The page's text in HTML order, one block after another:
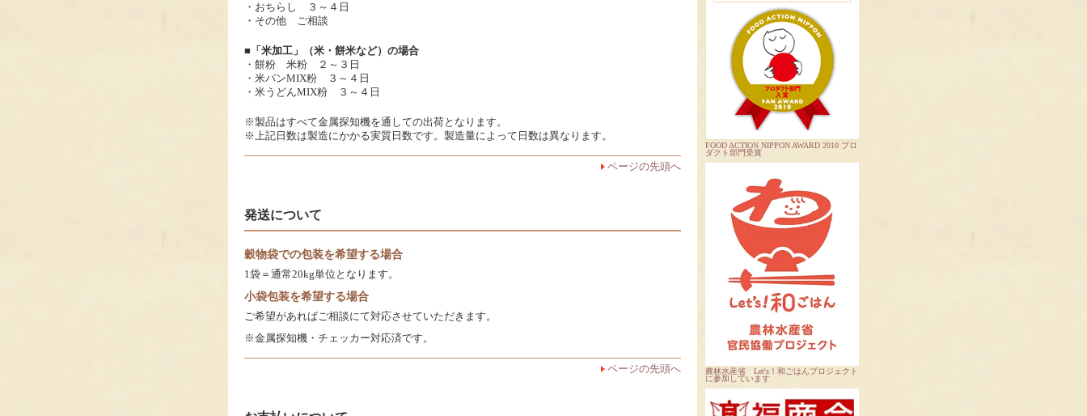
・おちらし ３～４日
・その他 ご相談
■「米加工」（米・餅米など）の場合
・餅粉 米粉 ２～３日
・米パンMIX粉 ３～４日
・米うどんMIX粉 ３～４日
※製品はすべて金属探知機を通しての出荷となります。
※上記日数は製造にかかる実質日数です。製造量によって日数は異なります。
ページの先頭へ
発送について
穀物袋での包装を希望する場合
1袋＝通常20kg単位となります。
小袋包装を希望する場合
ご希望があればご相談にて対応させていただきます。
※金属探知機・チェッカー対応済です。
ページの先頭へ
FOOD ACTION NIPPON AWARD 2010 プロ
ダクト部門受賞
農林水産省 Let's！和ごはんプロジェクト
に参加しています